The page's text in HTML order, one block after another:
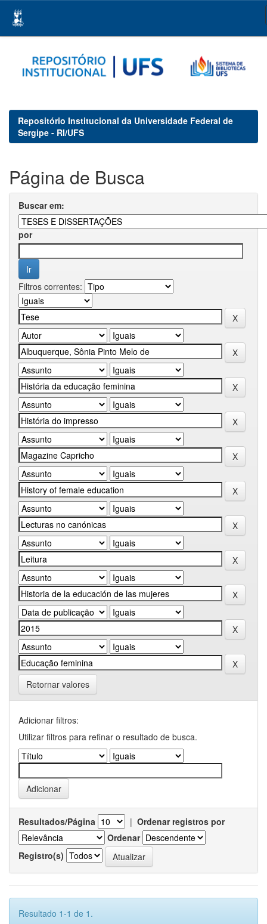
navigation
Repositório Institucional da Universidade Federal de
Sergipe - RI/UFS
Página de Busca
Buscar em:
por
Filtros correntes:
Retornar valores
Adicionar filtros:
Utilizar filtros para refinar o resultado de busca.
Resultados/Página | Ordenar registros por
Ordenar
Registro(s)
Resultado 1-1 de 1.